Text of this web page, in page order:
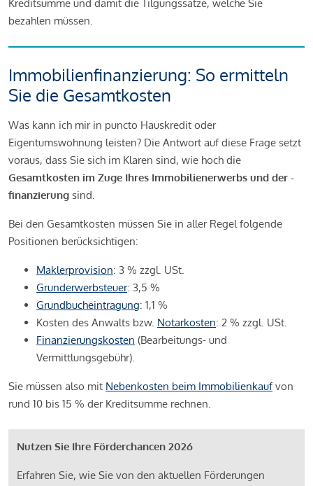
Kreditsumme und damit die Tilgungssätze, welche Sie
bezahlen müssen.
Immobilienfinanzierung: So ermitteln
Sie die Gesamtkosten
Was kann ich mir in puncto Hauskredit oder
Eigentumswohnung leisten? Die Antwort auf diese Frage setzt
voraus, dass Sie sich im Klaren sind, wie hoch die
Gesamtkosten im Zuge Ihres Immobilienerwerbs und der -
finanzierung sind.
Bei den Gesamtkosten müssen Sie in aller Regel folgende
Positionen berücksichtigen:
Maklerprovision: 3 % zzgl. USt.
Grunderwerbsteuer: 3,5 %
Grundbucheintragung: 1,1 %
Kosten des Anwalts bzw. Notarkosten: 2 % zzgl. USt.
Finanzierungskosten (Bearbeitungs- und
Vermittlungsgebühr).
Sie müssen also mit Nebenkosten beim Immobilienkaufvon
rund 10 bis 15 % der Kreditsumme rechnen.
Nutzen Sie Ihre Förderchancen 2026
Erfahren Sie, wie Sie von den aktuellen Förderungen